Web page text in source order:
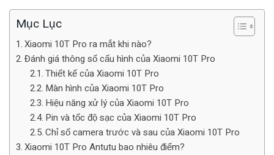
Mục Lục
Xiaomi 10T Pro ra mắt khi nào?
Đánh giá thông số cấu hình của Xiaomi 10T Pro
Thiết kế của Xiaomi 10T Pro
Màn hình của Xiaomi 10T Pro
Hiệu năng xử lý của Xiaomi 10T Pro
Pin và tốc độ sạc của Xiaomi 10T Pro
Chỉ số camera trước và sau của Xiaomi 10T Pro
Xiaomi 10T Pro Antutu bao nhiêu điểm?